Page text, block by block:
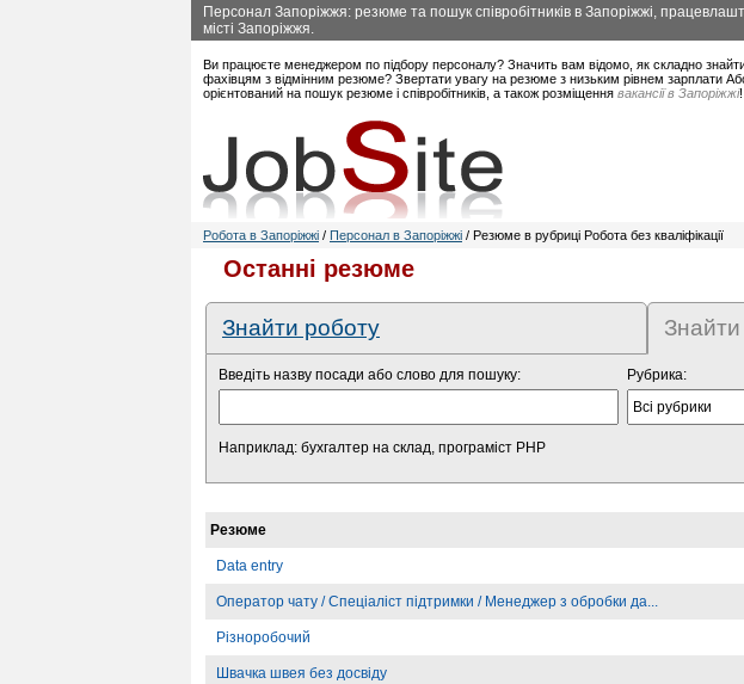
Персонал Запоріжжя: резюме та пошук співробітників в Запоріжжі,
місті Запоріжжя.
Ви працюєте менеджером по підбору персоналу? Значить вам відомо, як складно
фахівцям з відмінним резюме? Звертати увагу на резюме з низьким рівнем зарплати
орієнтований на пошук резюме і співробітників, а також розміщення вакансії в Запоріжжі!
Робота в Запоріжжі / Персонал в Запоріжжі / Резюме в рубриці Робота без кваліфікації
Останні резюме
Знайти роботу
Введіть назву посади або слово для пошуку:
Наприклад: бухгалтер на склад, програміст PHP
Рубрика:
Резюме
Data entry
Оператор чату / Спеціаліст підтримки / Менеджер з обробки да...
Різноробочий
Швачка швея без досвіду